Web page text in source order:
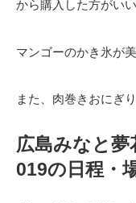
から購入した方がいい
マンゴーのかき氷が
また、肉巻きおにぎ
広島みなと夢
019の日程・